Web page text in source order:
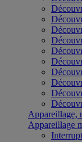
Appareillage,
Appareillage